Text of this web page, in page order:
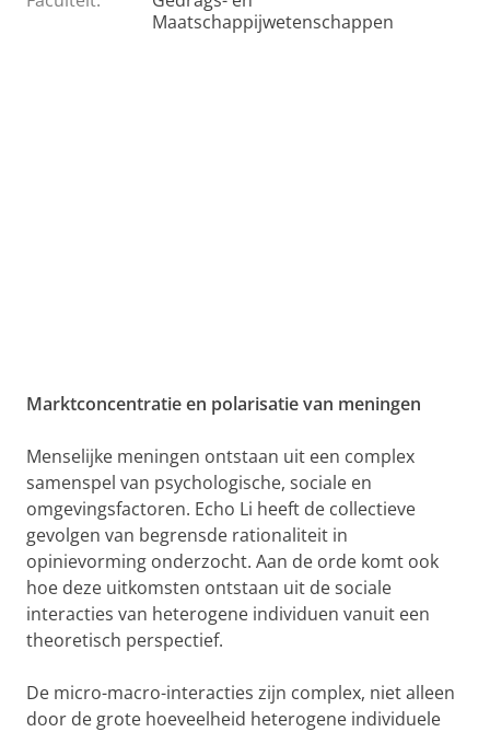
Maatschappijwetenschappen
Marktconcentratie en polarisatie van meningen
Menselijke meningen ontstaan uit een complex
samenspel van psychologische, sociale en
omgevingsfactoren. Echo Li heeft de collectieve
gevolgen van begrensde rationaliteit in
opinievorming onderzocht. Aan de orde komt ook
hoe deze uitkomsten ontstaan uit de sociale
interacties van heterogene individuen vanuit een
theoretisch perspectief.
De micro-macro-interacties zijn complex, niet alleen
door de grote hoeveelheid heterogene individuele